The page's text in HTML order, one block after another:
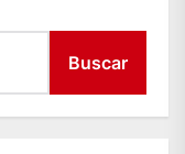
Buscar